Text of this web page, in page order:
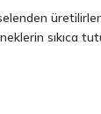
üretilirler.
sıkıca